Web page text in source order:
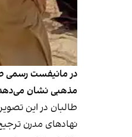
در مانیفست رسمی
مذهبی نشان
طالبان در این
نهادهای مدرن